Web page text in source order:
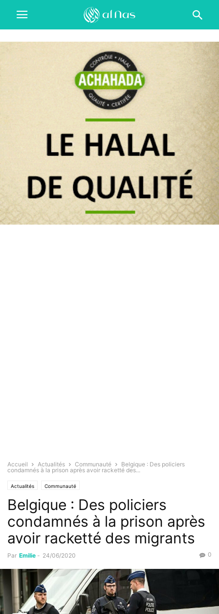
Accueil Actualités Communauté
Belgique : Des policiers
condamnés à la prison après avoir racketté des...
Actualités Communauté
Belgique : Des policiers
condamnés à la prison après
avoir racketté des migrants
Par Emilie - 24/06/2020 0